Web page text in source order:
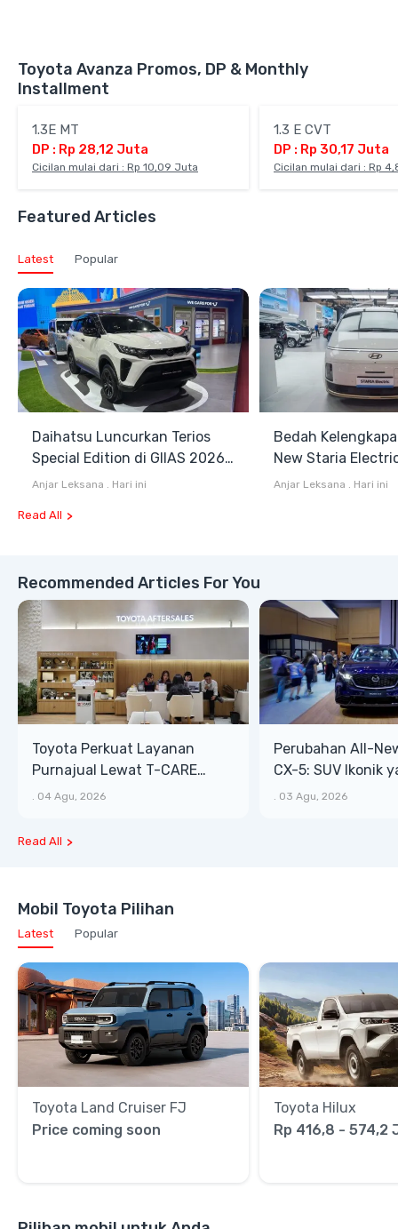
Toyota Avanza Promos, DP & Monthly
Installment
1.3E MT
DP : Rp 28,12 Juta
Cicilan mulai dari : Rp 10,09 Juta
1.3 E CVT
DP : Rp 30,17 Juta
Cicilan mulai dari : Rp
Featured Articles
Latest Popular
Daihatsu Luncurkan Terios
Special Edition di GIIAS 2026,
Stok Terbatas
Anjar Leksana . Hari ini
Bedah
New Staria
Hybrid yang
Anjar Leksana . Hari ini
Read All
Recommended Articles For You
Toyota Perkuat Layanan
Purnajual Lewat T-CARE
XTRA, Manfaat Lebih Besar
. 04 Agu, 2026
Perubahan All-
CX-5: SUV Ikonik
Bongsor, Mewah,
. 03 Agu, 2026
Read All
Mobil Toyota Pilihan
Latest Popular
Toyota Land Cruiser FJ
Price coming soon
Toyota Hilux
Rp 416,8 - 574,2